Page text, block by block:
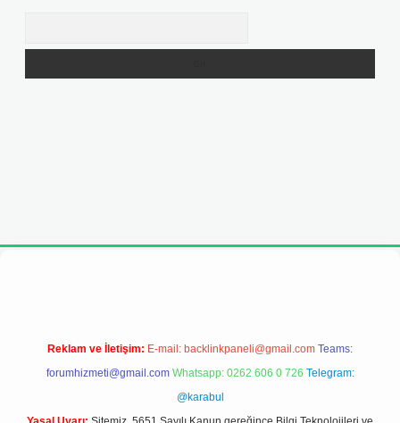
Reklam ve İletişim: E-mail: backlinkpaneli@gmail.com Teams:
forumhizmeti@gmail.com Whatsapp: 0262 606 0 726 Telegram:
@karabul